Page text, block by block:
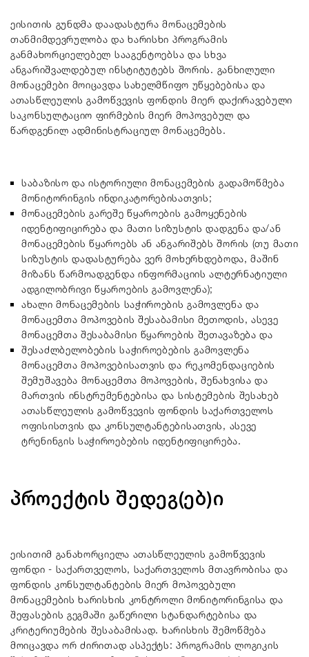
ეისითის გუნდმა დაადასტურა მონაცემების
თანმიმდევრულობა და ხარისხი პროგრამის
განმახორციელებელ სააგენტოებსა და სხვა
ანგარიშვალდებულ ინსტიტუტებს შორის. განხილული
მონაცემები მოიცავდა სახელმწიფო უწყებებისა და
ათასწლეულის გამოწვევის ფონდის მიერ დაქირავებული
საკონსულტაციო ფირმების მიერ მოპოვებულ და
წარდგენილ ადმინისტრაციულ მონაცემებს.
საბაზისო და ისტორიული მონაცემების გადამოწმება
მონიტორინგის ინდიკატორებისათვის;
მონაცემების გარეშე წყაროების გამოყენების
იდენტიფიცირება და მათი სიზუსტის დადგენა და/ან
მონაცემების წყაროებს ან ანგარიშებს შორის (თუ მათი
სიზუსტის დადასტურება ვერ მოხერხდებოდა, მაშინ
მიზანს წარმოადგენდა ინფორმაციის ალტერნატიული
ადგილობრივი წყაროების გამოვლენა);
ახალი მონაცემების საჭიროების გამოვლენა და
მონაცემთა მოპოვების შესაბამისი მეთოდის, ასევე
მონაცემთა შესაბამისი წყაროების შეთავაზება და
შესაძლბელობების საჭიროებების გამოვლენა
მონაცემთა მოპოვებისათვის და რეკომენდაციების
შემუშავება მონაცემთა მოპოვების, შენახვისა და
მართვის ინსტრუმენტებისა და სისტემების შესახებ
ათასწლეულის გამოწვევის ფონდის საქართველოს
ოფისისთვის და კონსულტანტებისათვის, ასევე
ტრენინგის საჭიროებების იდენტიფიცირება.
პროექტის შედეგ(ებ)ი
ეისითიმ განახორციელა ათასწლეულის გამოწვევის
ფონდი - საქართველოს, საქართველოს მთავრობისა და
ფონდის კონსულტანტების მიერ მოპოვებული
მონაცემების ხარისხის კონტროლი მონიტორინგისა და
შეფასების გეგმაში გაწერილი სტანდარტებისა და
კრიტერიუმების შესაბამისად. ხარისხის შემოწმება
მოიცავდა ორ ძირითად ასპექტს: პროგრამის ლოგიკის